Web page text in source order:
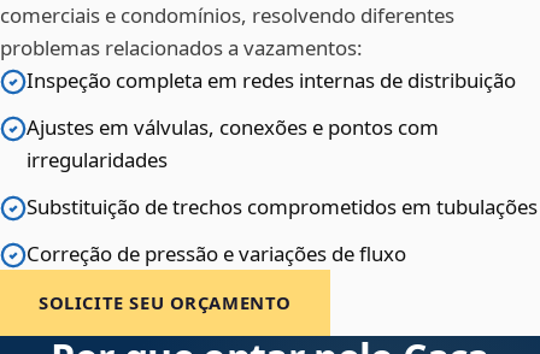
comerciais e condomínios, resolvendo diferentes
problemas relacionados a vazamentos:
Inspeção completa em redes internas de distribuição
Ajustes em válvulas, conexões e pontos com
irregularidades
Substituição de trechos comprometidos em tubulações
Correção de pressão e variações de fluxo
SOLICITE SEU ORÇAMENTO